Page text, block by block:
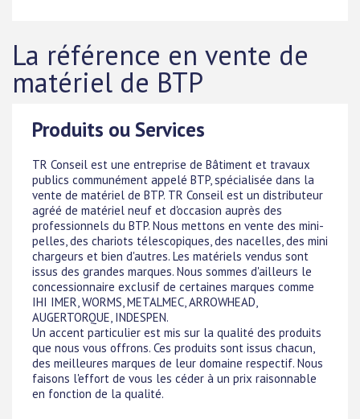
La référence en vente de
matériel de BTP
Produits ou Services
TR Conseil est une entreprise de Bâtiment et travaux
publics communément appelé BTP, spécialisée dans la
vente de matériel de BTP. TR Conseil est un distributeur
agréé de matériel neuf et d'occasion auprès des
professionnels du BTP. Nous mettons en vente des mini-
pelles, des chariots télescopiques, des nacelles, des mini
chargeurs et bien d'autres. Les matériels vendus sont
issus des grandes marques. Nous sommes d'ailleurs le
concessionnaire exclusif de certaines marques comme
IHI IMER, WORMS, METALMEC, ARROWHEAD,
AUGERTORQUE, INDESPEN.
Un accent particulier est mis sur la qualité des produits
que nous vous offrons. Ces produits sont issus chacun,
des meilleures marques de leur domaine respectif. Nous
faisons l'effort de vous les céder à un prix raisonnable
en fonction de la qualité.